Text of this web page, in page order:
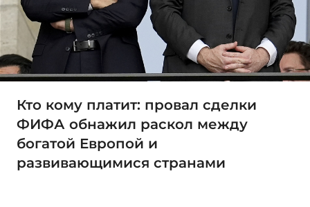
Кто кому платит: провал сделки
ФИФА обнажил раскол между
богатой Европой и
развивающимися странами